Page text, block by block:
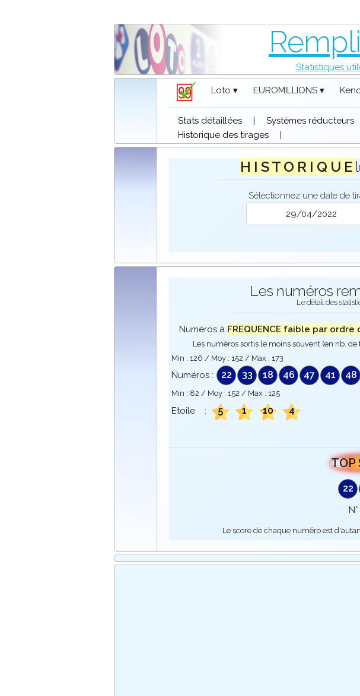
Statistiques
Loto ▾ EUROMILLIONS ▾
Stats détaillées | Systèmes réducteurs
Historique des tirages
|
H I S T O R I Q U E
Sélectionnez une date de
Les numéros
Le détail des
Numéros à FREQUENCE faible par ordre
Les numéros sortis le moins souvent (en nb. de
Min : 126 / Moy : 152 / Max : 173
Numéros : 22 33 18 46 47 41 48
Min : 82 / Moy : 152 / Max : 125
Etoile : 5 1 10 4
TOP
22
Le score de chaque numéro est